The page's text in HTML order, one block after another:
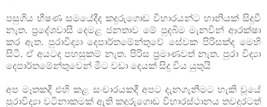
පසුගිය භීෂණ සමයේදීද කදුරුගොඩ විහාරයන්ට හානියක්‌ සිදුවී
නැත. ප්‍රදේශවාසී දෙමළ ජනතාව මේ පුදබිම මැනවින් ආරක්‌ෂා
කර ඇත. පුරාවිද්‍යා දෙපාර්තමේන්තුවේ සේවක පිරිසක්‌ද මෙහි
සිටී. ඒ අයටද පහසුකම් නැත. පිරිස ප්‍රමාණවත් නැත. පුරා විද්‍යා
දෙපාර්තමේන්තුවෙන් මීට වඩා දෙයක්‌ සිදු විය යුතුයි
අප මෑතකදී එහි කළ සංචාරයකදී අපට දැනගැනීමට හැකි වූයේ
පුරාවිද්‍යා වටිනාකමක්‌ ඇති කදුරුගොඩ විහාරස්‌ථානය තවදුරටත්